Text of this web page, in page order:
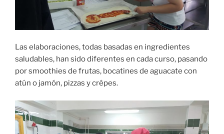
Las elaboraciones, todas basadas en ingredientes
saludables, han sido diferentes en cada curso, pasando
por smoothies de frutas, bocatines de aguacate con
atún o jamón, pizzas y crêpes.